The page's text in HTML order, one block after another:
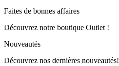
Faites de bonnes affaires
Découvrez notre boutique Outlet !
Nouveautés
Découvrez nos dernières nouveautés!